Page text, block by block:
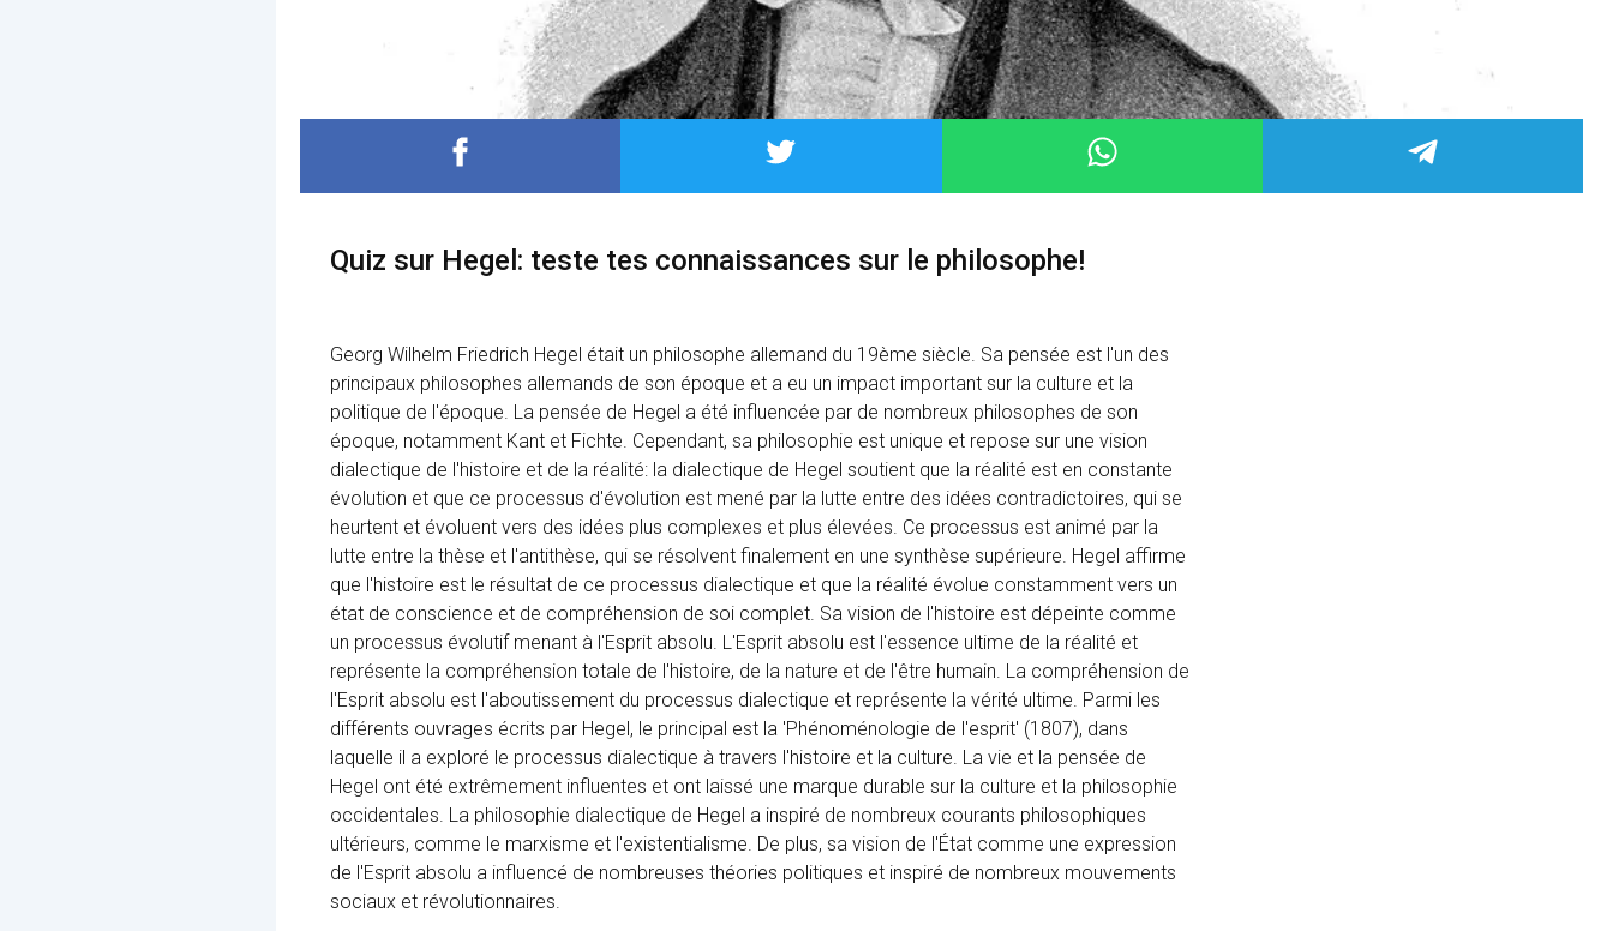
Quiz sur Hegel: teste tes connaissances sur le philosophe!
Georg Wilhelm Friedrich Hegel était un philosophe allemand du 19ème siècle. Sa pensée est l'un des
principaux philosophes allemands de son époque et a eu un impact important sur la culture et la
politique de l'époque. La pensée de Hegel a été influencée par de nombreux philosophes de son
époque, notamment Kant et Fichte. Cependant, sa philosophie est unique et repose sur une vision
dialectique de l'histoire et de la réalité: la dialectique de Hegel soutient que la réalité est en constante
évolution et que ce processus d'évolution est mené par la lutte entre des idées contradictoires, qui se
heurtent et évoluent vers des idées plus complexes et plus élevées. Ce processus est animé par la
lutte entre la thèse et l'antithèse, qui se résolvent finalement en une synthèse supérieure. Hegel affirme
que l'histoire est le résultat de ce processus dialectique et que la réalité évolue constamment vers un
état de conscience et de compréhension de soi complet. Sa vision de l'histoire est dépeinte comme
un processus évolutif menant à l'Esprit absolu. L'Esprit absolu est l'essence ultime de la réalité et
représente la compréhension totale de l'histoire, de la nature et de l'être humain. La compréhension de
l'Esprit absolu est l'aboutissement du processus dialectique et représente la vérité ultime. Parmi les
différents ouvrages écrits par Hegel, le principal est la 'Phénoménologie de l'esprit' (1807), dans
laquelle il a exploré le processus dialectique à travers l'histoire et la culture. La vie et la pensée de
Hegel ont été extrêmement influentes et ont laissé une marque durable sur la culture et la philosophie
occidentales. La philosophie dialectique de Hegel a inspiré de nombreux courants philosophiques
ultérieurs, comme le marxisme et l'existentialisme. De plus, sa vision de l'État comme une expression
de l'Esprit absolu a influencé de nombreuses théories politiques et inspiré de nombreux mouvements
sociaux et révolutionnaires.